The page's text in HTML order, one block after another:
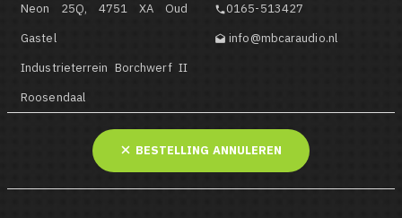
Neon 25Q, 4751 XA Oud
Gastel
Industrieterrein Borchwerf II
Roosendaal
0165-513427
 info@mbcaraudio.nl
BESTELLING ANNULEREN